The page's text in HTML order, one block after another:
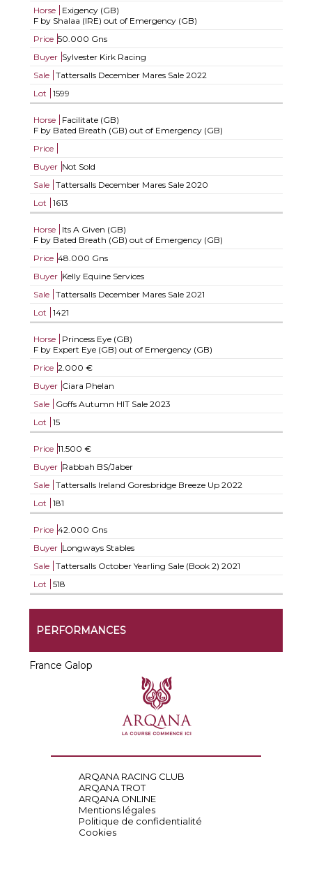
Horse
Exigency (GB)
F by Shalaa (IRE) out of Emergency (GB)
Price 50.000 Gns
Buyer Sylvester Kirk Racing
Sale
Tattersalls December Mares Sale 2022
Lot
1599
Horse
Facilitate (GB)
F by Bated Breath (GB) out of Emergency (GB)
Price
Buyer Not Sold
Sale
Tattersalls December Mares Sale 2020
Lot
1613
Horse
Its A Given (GB)
F by Bated Breath (GB) out of Emergency (GB)
Price 48.000 Gns
Buyer Kelly Equine Services
Sale
Tattersalls December Mares Sale 2021
Lot
1421
Horse
Princess Eye (GB)
F by Expert Eye (GB) out of Emergency (GB)
Price 2.000 €
Buyer Ciara Phelan
Sale
Goffs Autumn HIT Sale 2023
Lot
15
Price 11.500 €
Buyer Rabbah BS/Jaber
Sale
Tattersalls Ireland Goresbridge Breeze Up 2022
Lot
181
Price 42.000 Gns
Buyer Longways Stables
Sale
Tattersalls October Yearling Sale (Book 2) 2021
Lot
518
PERFORMANCES
France Galop
ARQANA RACING CLUB
ARQANA TROT
ARQANA ONLINE
Mentions légales
Politique de confidentialité
Cookies